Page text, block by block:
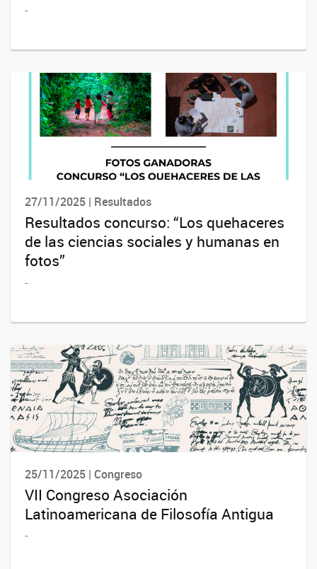
-
27/11/2025 | Resultados
Resultados concurso: “Los quehaceres
de las ciencias sociales y humanas en
fotos”
-
25/11/2025 | Congreso
VII Congreso Asociación
Latinoamericana de Filosofía Antigua
-